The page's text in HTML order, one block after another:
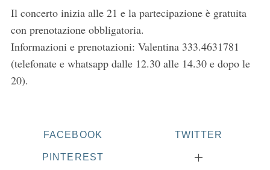
Il concerto inizia alle 21 e la partecipazione è gratuita
con prenotazione obbligatoria.
Informazioni e prenotazioni: Valentina 333.4631781
(telefonate e whatsapp dalle 12.30 alle 14.30 e dopo le
20).
FACEBOOK TWITTER
PINTEREST
S
e
r
r
: